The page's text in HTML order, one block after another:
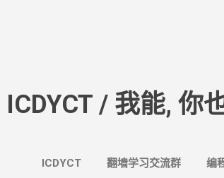
ICDYCT / 我能, 你
ICDYCT 翻墙学习交流群 编